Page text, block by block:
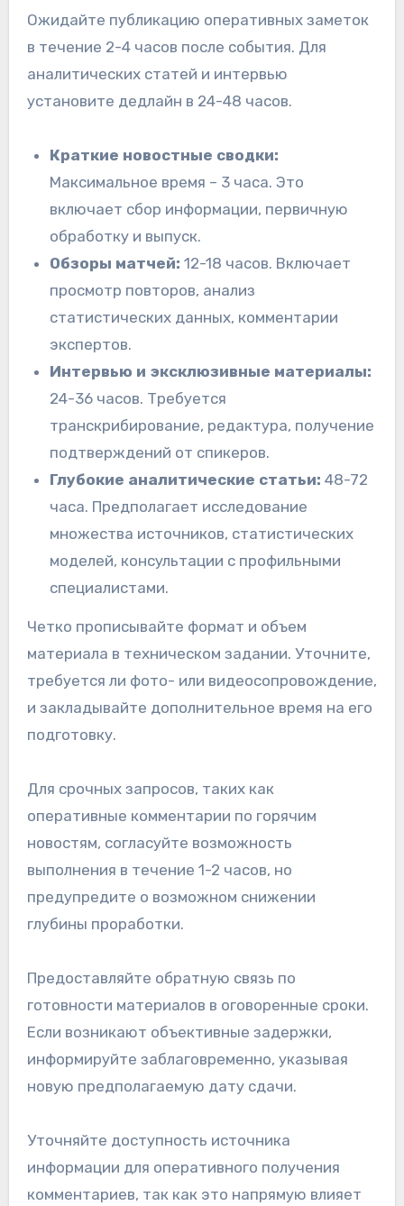
Ожидайте публикацию оперативных заметок
в течение 2-4 часов после события. Для
аналитических статей и интервью
установите дедлайн в 24-48 часов.
Краткие новостные сводки:
Максимальное время – 3 часа. Это
включает сбор информации, первичную
обработку и выпуск.
Обзоры матчей: 12-18 часов. Включает
просмотр повторов, анализ
статистических данных, комментарии
экспертов.
Интервью и эксклюзивные материалы:
24-36 часов. Требуется
транскрибирование, редактура, получение
подтверждений от спикеров.
Глубокие аналитические статьи: 48-72
часа. Предполагает исследование
множества источников, статистических
моделей, консультации с профильными
специалистами.
Четко прописывайте формат и объем
материала в техническом задании. Уточните,
требуется ли фото- или видеосопровождение,
и закладывайте дополнительное время на его
подготовку.
Для срочных запросов, таких как
оперативные комментарии по горячим
новостям, согласуйте возможность
выполнения в течение 1-2 часов, но
предупредите о возможном снижении
глубины проработки.
Предоставляйте обратную связь по
готовности материалов в оговоренные сроки.
Если возникают объективные задержки,
информируйте заблаговременно, указывая
новую предполагаемую дату сдачи.
Уточняйте доступность источника
информации для оперативного получения
комментариев, так как это напрямую влияет